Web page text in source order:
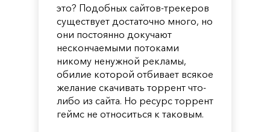
это? Подобных сайтов-трекеров
существует достаточно много, но
они постоянно докучают
нескончаемыми потоками
никому ненужной рекламы,
обилие которой отбивает всякое
желание скачивать торрент что-
либо из сайта. Но ресурс торрент
геймс не относиться к таковым.